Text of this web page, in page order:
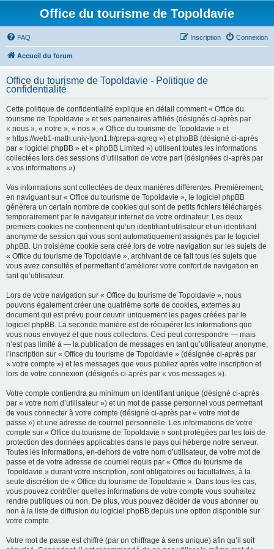
Office du tourisme de Topoldavie
FAQ Connexion
Inscription
Accueil du forum
Office du tourisme de Topoldavie - Politique de
confidentialité
Cette politique de confidentialité explique en détail comment « Office du
tourisme de Topoldavie » et ses partenaires affiliés (désignés ci-après par
« nous », « notre », « nos », « Office du tourisme de Topoldavie » et
« https://web1-math.univ-lyon1.fr/prepa-agreg ») et phpBB (désigné ci-après
par « logiciel phpBB » et « phpBB Limited ») utilisent toutes les informations
collectées lors des sessions d’utilisation de votre part (désignées ci-après par
« vos informations »).
Vos informations sont collectées de deux manières différentes. Premièrement,
en naviguant sur « Office du tourisme de Topoldavie », le logiciel phpBB
génèrera un certain nombre de cookies qui sont de petits fichiers téléchargés
temporairement par le navigateur internet de votre ordinateur. Les deux
premiers cookies ne contiennent qu’un identifiant utilisateur et un identifiant
anonyme de session qui vous sont automatiquement assignés par le logiciel
phpBB. Un troisième cookie sera créé lors de votre navigation sur les sujets de
« Office du tourisme de Topoldavie », archivant de ce fait tous les sujets que
vous avez consultés et permettant d’améliorer votre confort de navigation en
tant qu’utilisateur.
Lors de votre navigation sur « Office du tourisme de Topoldavie », nous
pouvons également créer une quatrième sorte de cookies, externes au
document qui est prévu pour couvrir uniquement les pages créées par le
logiciel phpBB. La seconde manière est de récupérer les informations que
vous nous envoyez et que nous collectons. Ceci peut correspondre — mais
n’est pas limité à — la publication de messages en tant qu’utilisateur anonyme,
l’inscription sur « Office du tourisme de Topoldavie » (désignée ci-après par
« votre compte ») et les messages que vous publiez après votre inscription et
lors de votre connexion (désignés ci-après par « vos messages »).
Votre compte contiendra au minimum un identifiant unique (désigné ci-après
par « votre nom d’utilisateur ») et un mot de passe personnel vous permettant
de vous connecter à votre compte (désigné ci-après par « votre mot de
passe ») et une adresse de courriel personnelle. Les informations de votre
compte sur « Office du tourisme de Topoldavie » sont protégées par les lois de
protection des données applicables dans le pays qui héberge notre serveur.
Toutes les informations, en-dehors de votre nom d’utilisateur, de votre mot de
passe et de votre adresse de courriel requis par « Office du tourisme de
Topoldavie » durant votre inscription, sont obligatoires ou facultatives, à la
seule discrétion de « Office du tourisme de Topoldavie ». Dans tous les cas,
vous pouvez contrôler quelles informations de votre compte vous souhaitez
rendre publiques ou non. De plus, vous pouvez décider de vous abonner ou
non à la liste de diffusion du logiciel phpBB depuis une option disponible sur
votre compte.
Votre mot de passe est chiffré (par un chiffrage à sens unique) afin qu’il soit